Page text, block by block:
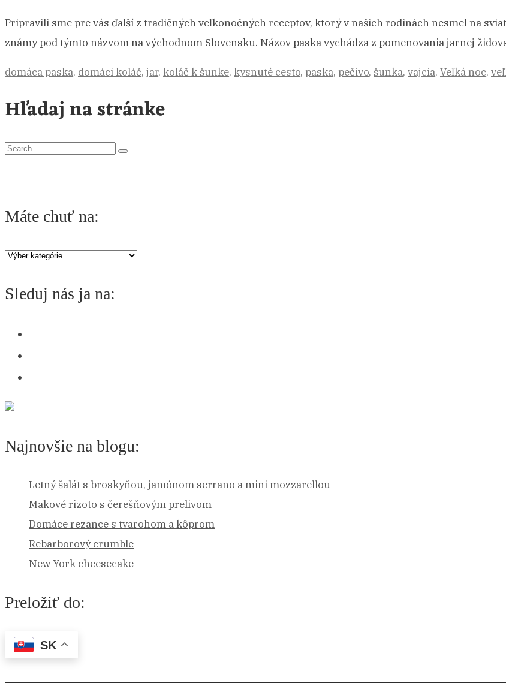
Pripravili sme pre vás ďalší z tradičných veľkonočných receptov, ktorý v našich rodinách nesmel na
známy pod týmto názvom na východnom Slovensku. Názov paska vychádza z pomenovania jarnej
domáca paska, domáci koláč, jar, koláč k šunke, kysnuté cesto, paska, pečivo, šunka, vajcia, Veľká noc,
Hľadaj na stránke
S
c
f
o
Máte chuť na:
Máte
na:
Sleduj nás ja na:
Najnovšie na blogu:
Letný šalát s broskyňou, jamónom serrano a mini mozzarellou
Makové rizoto s čerešňovým prelivom
Domáce rezance s tvarohom a kôprom
Rebarborový crumble
New York cheesecake
Preložiť do:
SK